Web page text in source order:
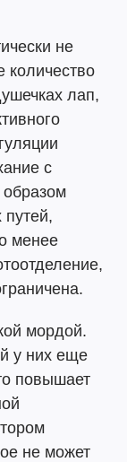
не
количество
лап,
с
путей,
менее
мордой.
у них еще
повышает
не может